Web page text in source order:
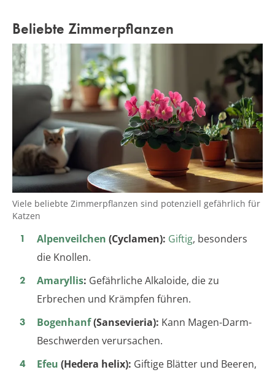
Beliebte Zimmerpflanzen
Viele beliebte Zimmerpflanzen sind potenziell gefährlich für
Katzen
Alpenveilchen (Cyclamen): Giftig, besonders
die Knollen.
Amaryllis: Gefährliche Alkaloide, die zu
Erbrechen und Krämpfen führen.
Bogenhanf(Sansevieria): Kann Magen-Darm-
Beschwerden verursachen.
Efeu (Hedera helix): Giftige Blätter und Beeren,